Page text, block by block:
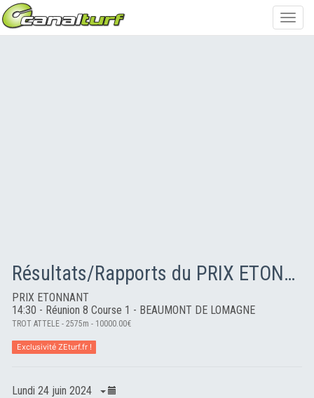
Résultats/Rapports du PRIX ETONNANT
PRIX ETONNANT
14:30 - Réunion 8 Course 1 - BEAUMONT DE LOMAGNE
TROT ATTELE - 2575m - 10000.00€
Exclusivité ZEturf.fr !
Lundi 24 juin 2024